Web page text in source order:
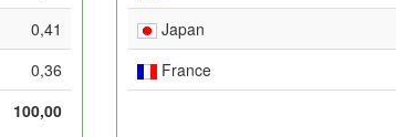
0,41
0,36
100,00
Japan
France